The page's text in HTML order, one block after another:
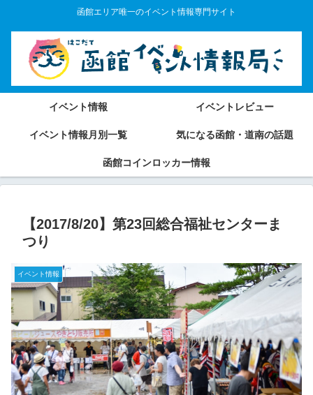
函館エリア唯一のイベント情報専門サイト
イベント情報 イベントレビュー
イベント情報月別一覧 気になる函館・道南の話題
函館コインロッカー情報
【2017/8/20】第23回総合福祉センターま
つり
イベント情報